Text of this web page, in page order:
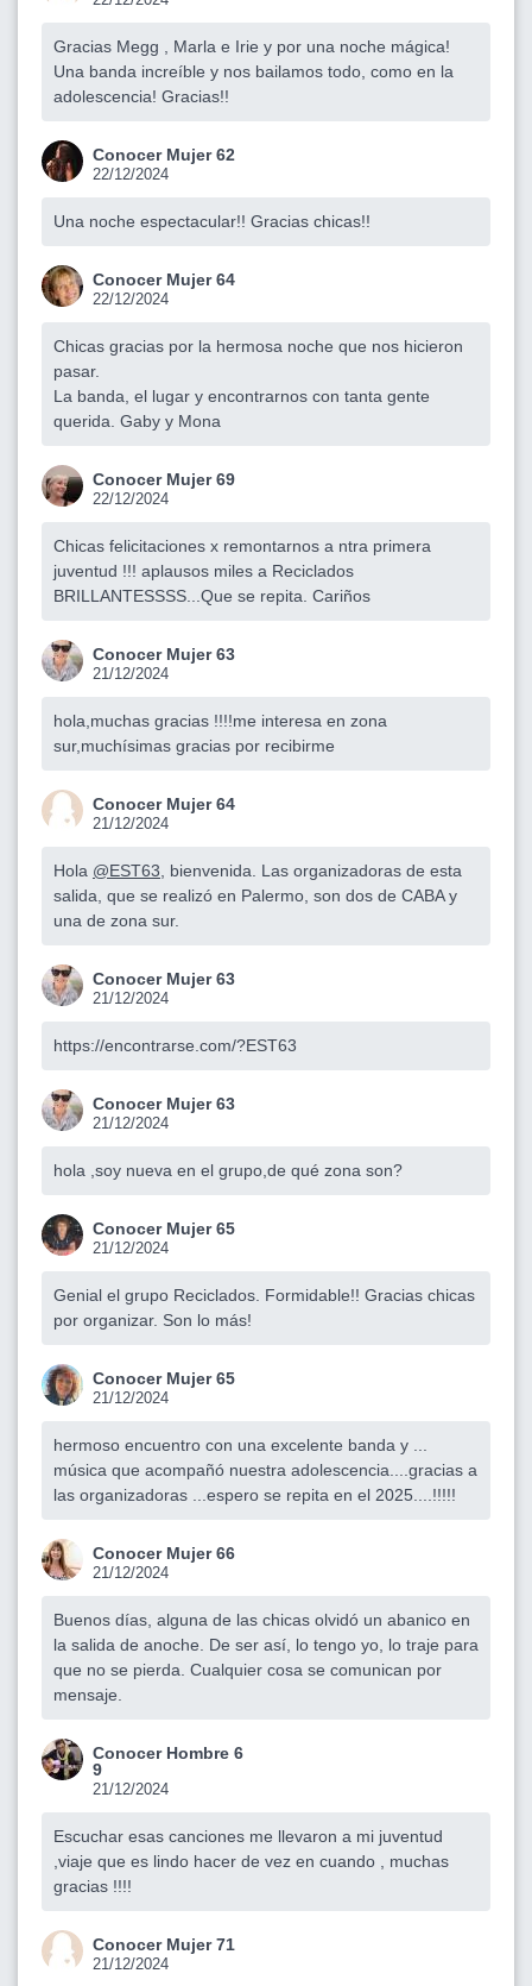
Gracias Megg , Marla e Irie y por una noche mágica!
Una banda increíble y nos bailamos todo, como en la
adolescencia! Gracias!!
Conocer Mujer 62
22/12/2024
Una noche espectacular!! Gracias chicas!!
Conocer Mujer 64
22/12/2024
Chicas gracias por la hermosa noche que nos hicieron
pasar.
La banda, el lugar y encontrarnos con tanta gente
querida. Gaby y Mona
Conocer Mujer 69
22/12/2024
Chicas felicitaciones x remontarnos a ntra primera
juventud !!! aplausos miles a Reciclados
BRILLANTESSSS...Que se repita. Cariños
Conocer Mujer 63
21/12/2024
hola,muchas gracias !!!!me interesa en zona
sur,muchísimas gracias por recibirme
Conocer Mujer 64
21/12/2024
Hola @EST63 , bienvenida. Las organizadoras de esta
salida, que se realizó en Palermo, son dos de CABA y
una de zona sur.
Conocer Mujer 63
21/12/2024
https://encontrarse.com/?EST63
Conocer Mujer 63
21/12/2024
hola ,soy nueva en el grupo,de qué zona son?
Conocer Mujer 65
21/12/2024
Genial el grupo Reciclados. Formidable!! Gracias chicas
por organizar. Son lo más!
Conocer Mujer 65
21/12/2024
hermoso encuentro con una excelente banda y ...
música que acompañó nuestra adolescencia....gracias a
las organizadoras ...espero se repita en el 2025....!!!!!
Conocer Mujer 66
21/12/2024
Buenos días, alguna de las chicas olvidó un abanico en
la salida de anoche. De ser así, lo tengo yo, lo traje para
que no se pierda. Cualquier cosa se comunican por
mensaje.
Conocer Hombre 6
9
21/12/2024
Escuchar esas canciones me llevaron a mi juventud
,viaje que es lindo hacer de vez en cuando , muchas
gracias !!!!
Conocer Mujer 71
21/12/2024